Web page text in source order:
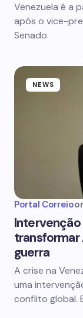
Venezuela é a
após o vice-
Senado.
NEWS
Portal Correio
Intervenção
transformar
guerra
A crise na
uma
conflito global.